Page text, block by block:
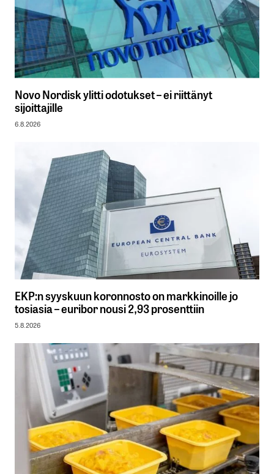
Novo Nordisk ylitti odotukset – ei riittänyt
sijoittajille
6.8.2026
EKP:n syyskuun koronnosto on markkinoille jo
tosiasia – euribor nousi 2,93 prosenttiin
5.8.2026